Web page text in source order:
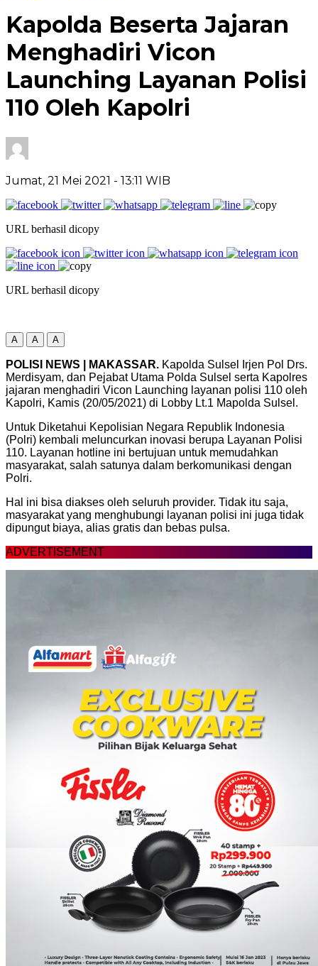
Kapolda Beserta Jajaran
Menghadiri Vicon
Launching Layanan Polisi
110 Oleh Kapolri
Jumat, 21 Mei 2021 - 13:11 WIB
URL berhasil dicopy
URL berhasil dicopy
A A A
POLISI NEWS | MAKASSAR. Kapolda Sulsel Irjen Pol Drs.
Merdisyam, dan Pejabat Utama Polda Sulsel serta Kapolres
jajaran menghadiri Vicon Launching layanan polisi 110 oleh
Kapolri, Kamis (20/05/2021) di Lobby Lt.1 Mapolda Sulsel.
Untuk Diketahui Kepolisian Negara Republik Indonesia
(Polri) kembali meluncurkan inovasi berupa Layanan Polisi
110. Layanan hotline ini bertujuan untuk memudahkan
masyarakat, salah satunya dalam berkomunikasi dengan
Polri.
Hal ini bisa diakses oleh seluruh provider. Tidak itu saja,
masyarakat yang menghubungi layanan polisi ini juga tidak
dipungut biaya, alias gratis dan bebas pulsa.
ADVERTISEMENT